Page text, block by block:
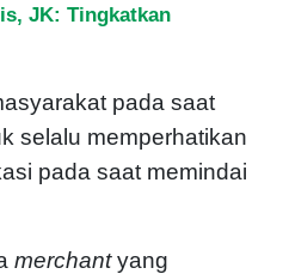
JK: Tingkatkan
pada saat
selalu memperhatikan
pada saat memindai
merchantyang